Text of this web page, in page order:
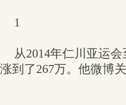
1
从2014年仁川亚运
涨到了267万。他微博